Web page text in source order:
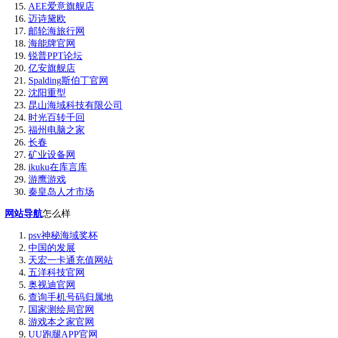
AEE爱意旗舰店
迈诗黛欧
邮轮海旅行网
海能牌官网
锐普PPT论坛
亿安旗舰店
Spalding斯伯丁官网
沈阳重型
昆山海域科技有限公司
时光百转千回
福州电脑之家
长春
矿业设备网
ikuku在库言库
游鹰游戏
秦皇岛人才市场
网站导航怎么样
psv神秘海域奖杯
中国的发展
天宏一卡通充值网站
五洋科技官网
奥视迪官网
查询手机号码归属地
国家测绘局官网
游戏本之家官网
UU跑腿APP官网